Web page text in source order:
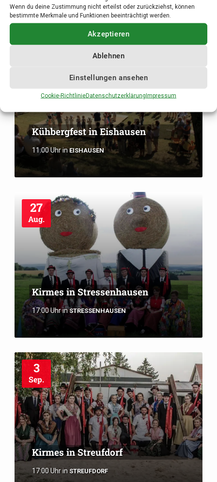
Wenn du deine Zustimmung nicht erteilst oder zurückziehst, können
bestimmte Merkmale und Funktionen beeinträchtigt werden.
Akzeptieren
Ablehnen
Einstellungen ansehen
Cookie-RichtlinieDatenschutzerklärungImpressum
23
Kühbergfest in Eishausen
11:00 UhrinEISHAUSEN
27
Aug.
Kirmes in Stressenhausen
17:00 UhrinSTRESSENHAUSEN
3
Sep.
Kirmes in Streufdorf
17:00 Uhrin STREUFDORF